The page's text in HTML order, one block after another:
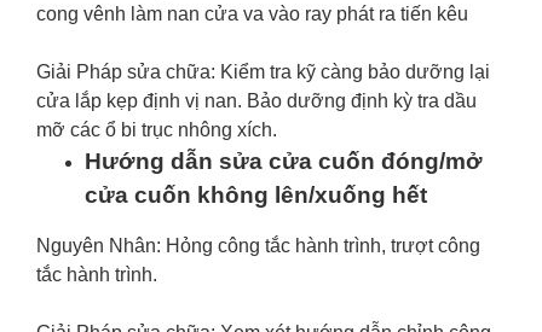
cong vênh làm nan cửa va vào ray phát ra tiến kêu
Giải Pháp sửa chữa: Kiểm tra kỹ càng bảo dưỡng lại
cửa lắp kẹp định vị nan. Bảo dưỡng định kỳ tra dầu
mỡ các ổ bi trục nhông xích.
Hướng dẫn sửa cửa cuốn đóng/mở
cửa cuốn không lên/xuống hết
Nguyên Nhân: Hỏng công tắc hành trình, trượt công
tắc hành trình.